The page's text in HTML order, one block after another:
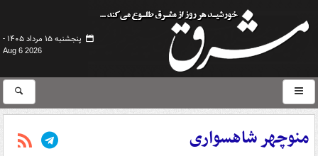
پنجشنبه ۱۵ مرداد ۱۴۰۵ -
Aug 6 2026
منوچهر شاهسواری